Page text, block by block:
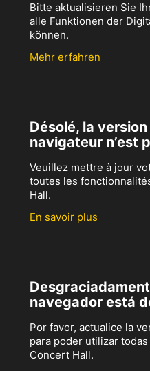
Bitte aktualisieren Sie
alle Funktionen der
können.
Mehr erfahren
Désolé, la
navigateur n’est
Veuillez mettre à jour
toutes les
Hall.
En savoir plus
navegador está
Por favor, actualice la
para poder utilizar
Concert Hall.